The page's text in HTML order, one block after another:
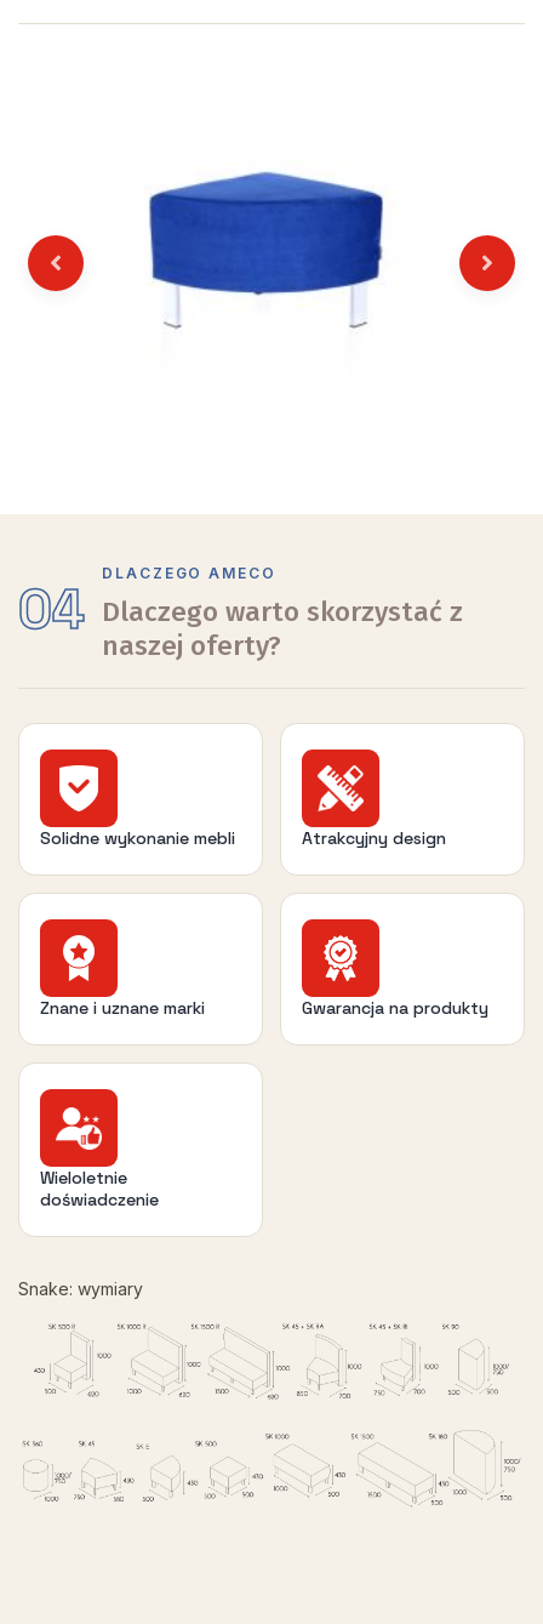
Previous Next
04
DLACZEGO AMECO
Dlaczego warto skorzystać z
naszej oferty?
Solidne wykonanie mebli Atrakcyjny design
Znane i uznane marki Gwarancja na produkty
Wieloletnie
doświadczenie
Snake: wymiary